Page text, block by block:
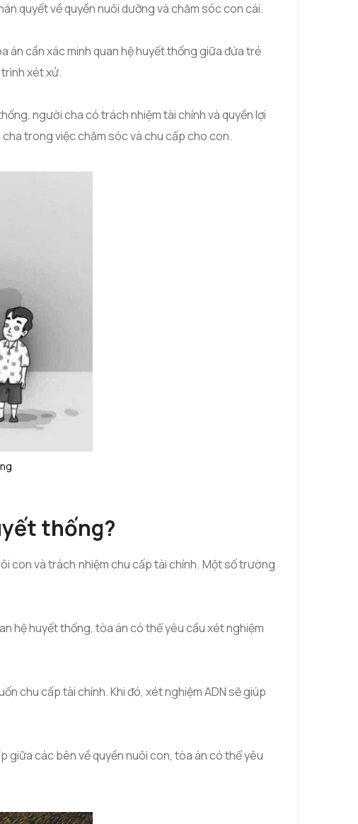
quyết về quyền nuôi dưỡng và chăm sóc con cái.
án cần xác minh quan hệ huyết thống giữa đứa trẻ
xét xử.
người cha có trách nhiệm tài chính và quyền lợi
trong việc chăm sóc và chu cấp cho con.
thống?
con và trách nhiệm chu cấp tài chính. Một số trường
hệ huyết thống, tòa án có thể yêu cầu xét nghiệm
chu cấp tài chính. Khi đó, xét nghiệm ADN sẽ giúp
giữa các bên về quyền nuôi con, tòa án có thể yêu